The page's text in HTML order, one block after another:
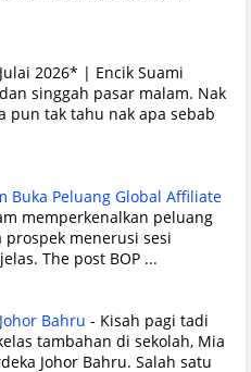
2026* | Encik Suami
singgah pasar malam. Nak
pun tak tahu nak apa sebab
Buka Peluang Global Affiliate
memperkenalkan peluang
prospek menerusi sesi
The post BOP ...
Bahru - Kisah pagi tadi
tambahan di sekolah, Mia
Johor Bahru. Salah satu